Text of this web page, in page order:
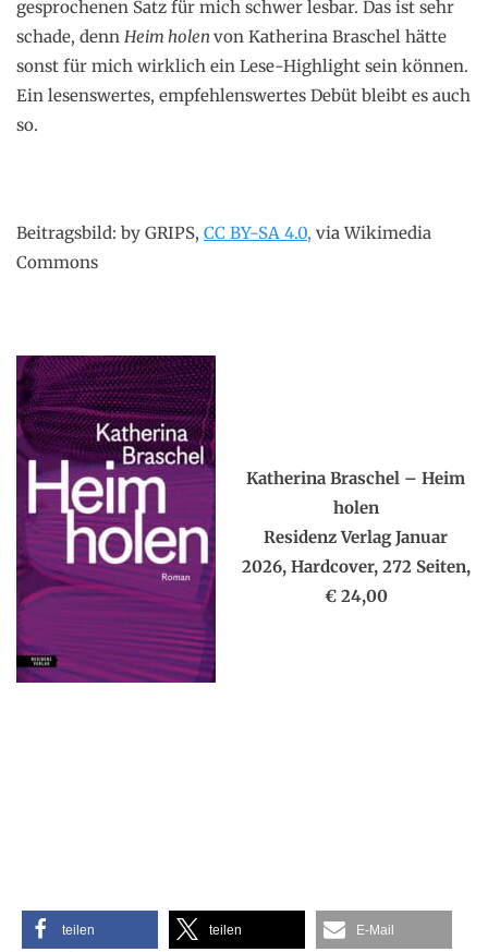
gesprochenen Satz für mich schwer lesbar. Das ist sehr
schade, denn Heim holenvon Katherina Braschel hätte
sonst für mich wirklich ein Lese-Highlight sein können.
Ein lesenswertes, empfehlenswertes Debüt bleibt es auch
so.
Beitragsbild: by GRIPS, CC BY-SA 4.0, via Wikimedia
Commons
Katherina Braschel – Heim
holen
Residenz Verlag Januar
2026, Hardcover, 272 Seiten,
€ 24,00
teilen teilen E-Mail